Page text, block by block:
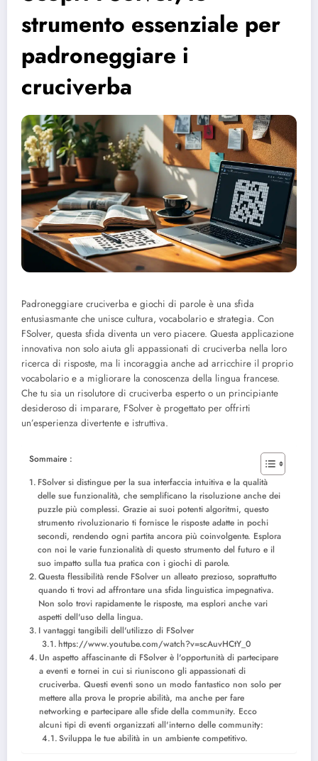
strumento essenziale per
padroneggiare i
cruciverba
Padroneggiare cruciverba e giochi di parole è una sfida
entusiasmante che unisce cultura, vocabolario e strategia. Con
FSolver, questa sfida diventa un vero piacere. Questa applicazione
innovativa non solo aiuta gli appassionati di cruciverba nella loro
ricerca di risposte, ma li incoraggia anche ad arricchire il proprio
vocabolario e a migliorare la conoscenza della lingua francese.
Che tu sia un risolutore di cruciverba esperto o un principiante
desideroso di imparare, FSolver è progettato per offrirti
un’esperienza divertente e istruttiva.
Sommaire :
FSolver si distingue per la sua interfaccia intuitiva e la qualità
delle sue funzionalità, che semplificano la risoluzione anche dei
puzzle più complessi. Grazie ai suoi potenti algoritmi, questo
strumento rivoluzionario ti fornisce le risposte adatte in pochi
secondi, rendendo ogni partita ancora più coinvolgente. Esplora
con noi le varie funzionalità di questo strumento del futuro e il
suo impatto sulla tua pratica con i giochi di parole.
Questa flessibilità rende FSolver un alleato prezioso, soprattutto
quando ti trovi ad affrontare una sfida linguistica impegnativa.
Non solo trovi rapidamente le risposte, ma esplori anche vari
aspetti dell'uso della lingua.
I vantaggi tangibili dell'utilizzo di FSolver
https://www.youtube.com/watch?v=scAuvHCtY_0
Un aspetto affascinante di FSolver è l'opportunità di partecipare
a eventi e tornei in cui si riuniscono gli appassionati di
cruciverba. Questi eventi sono un modo fantastico non solo per
mettere alla prova le proprie abilità, ma anche per fare
networking e partecipare alle sfide della community. Ecco
alcuni tipi di eventi organizzati all'interno delle community:
Sviluppa le tue abilità in un ambiente competitivo.